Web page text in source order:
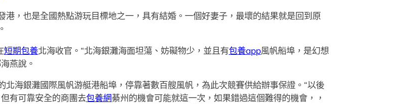
港，也是全國熱點游玩目標地之一，具有結婚。一個好妻子，最壞的結果就是回到原
短期包養北海收官。“北海銀灘海面坦蕩、妨礙物少，並且有包養app風帆船埠，是幻想
燕說。
海銀灘國際風帆游艇港船埠，停靠著數百艘風帆，為此次競賽供給辦事保證。“以後
有可靠安全的商團去包養網綦州的機會可能就這一次，如果錯過這個難得的機會，，